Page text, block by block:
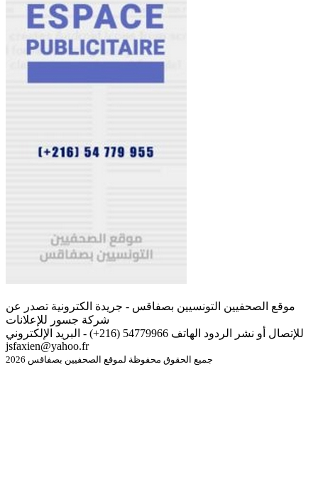
موقع الصحفيين التونسيين بصفاقس - جريدة الكترونية تصدر عن
شركة جسور للإعلانات
للإتصال أو نشر الردود الهاتف 54779966 (216+) - البريد الإلكتروني
jsfaxien@yahoo.fr
جميع الحقوق محفوظة لموقع الصحفيين بصفاقس 2026